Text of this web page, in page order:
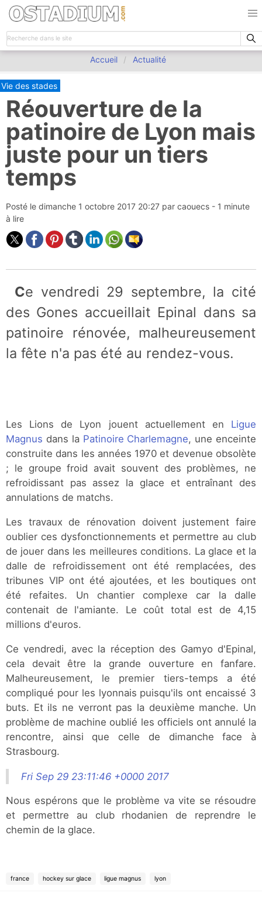
Accueil Actualité
Vie des stades
Réouverture de la
patinoire de Lyon mais
juste pour un tiers
temps
Posté le dimanche 1 octobre 2017 20:27 par caouecs - 1 minute
à lire
Ce vendredi 29 septembre, la cité
des Gones accueillait Epinal dans sa
patinoire rénovée, malheureusement
la fête n'a pas été au rendez-vous.
Les Lions de Lyon jouent actuellement en Ligue
Magnus dans la Patinoire Charlemagne, une enceinte
construite dans les années 1970 et devenue obsolète
; le groupe froid avait souvent des problèmes, ne
refroidissant pas assez la glace et entraînant des
annulations de matchs.
Les travaux de rénovation doivent justement faire
oublier ces dysfonctionnements et permettre au club
de jouer dans les meilleures conditions. La glace et la
dalle de refroidissement ont été remplacées, des
tribunes VIP ont été ajoutées, et les boutiques ont
été refaites. Un chantier complexe car la dalle
contenait de l'amiante. Le coût total est de 4,15
millions d'euros.
Ce vendredi, avec la réception des Gamyo d'Epinal,
cela devait être la grande ouverture en fanfare.
Malheureusement, le premier tiers-temps a été
compliqué pour les lyonnais puisqu'ils ont encaissé 3
buts. Et ils ne verront pas la deuxième manche. Un
problème de machine oublié les officiels ont annulé la
rencontre, ainsi que celle de dimanche face à
Strasbourg.
Fri Sep 29 23:11:46 +0000 2017
Nous espérons que le problème va vite se résoudre
et permettre au club rhodanien de reprendre le
chemin de la glace.
france hockey sur glace ligue magnus lyon